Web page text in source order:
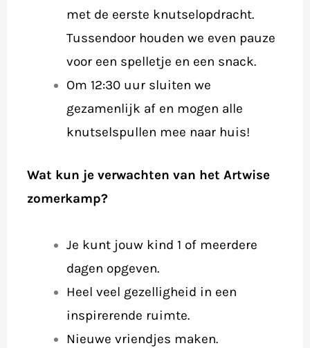
met de eerste knutselopdracht.
Tussendoor houden we even pauze
voor een spelletje en een snack.
Om 12:30 uur sluiten we
gezamenlijk af en mogen alle
knutselspullen mee naar huis!
Wat kun je verwachten van het Artwise
zomerkamp?
Je kunt jouw kind 1 of meerdere
dagen opgeven.
Heel veel gezelligheid in een
inspirerende ruimte.
Nieuwe vriendjes maken.